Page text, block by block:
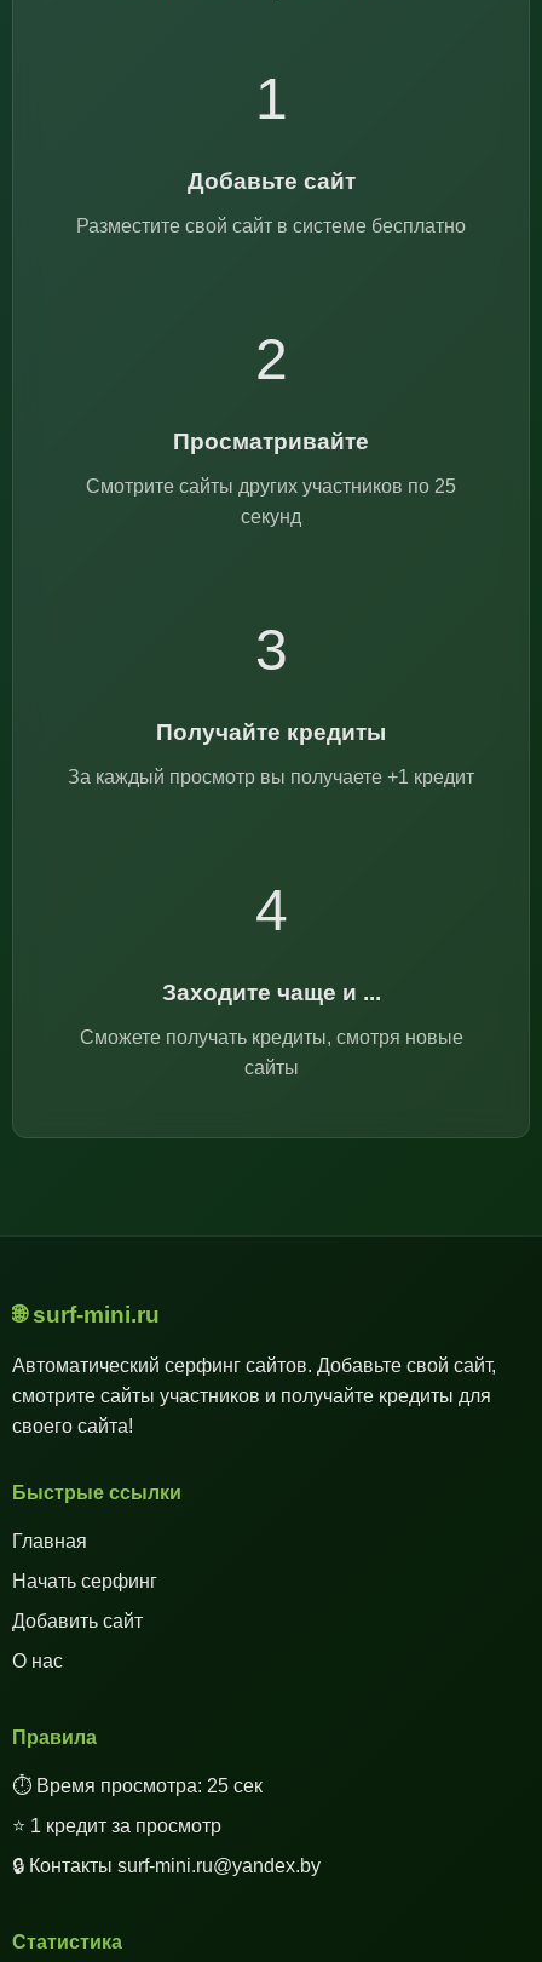
1
Добавьте сайт
Разместите свой сайт в системе бесплатно
2
Просматривайте
Смотрите сайты других участников по 25
секунд
3
Получайте кредиты
За каждый просмотр вы получаете +1 кредит
4
Заходите чаще и ...
Сможете получать кредиты, смотря новые
сайты
🌐 surf-mini.ru
Автоматический серфинг сайтов. Добавьте свой сайт,
смотрите сайты участников и получайте кредиты для
своего сайта!
Быстрые ссылки
Главная
Начать серфинг
Добавить сайт
О нас
Правила
⏱️ Время просмотра: 25 сек
⭐ 1 кредит за просмотр
🔒 Контакты surf-mini.ru@yandex.by
Статистика